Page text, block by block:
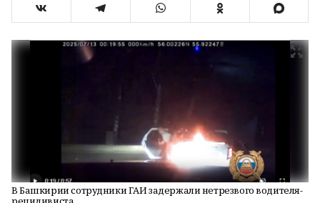
В Башкирии сотрудники ГАИ задержали нетрезвого водителя-